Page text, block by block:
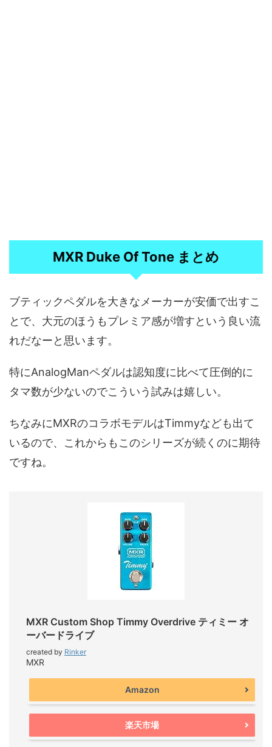
MXR Duke Of Tone まとめ
ブティックペダルを大きなメーカーが安価で出すこ
とで、大元のほうもプレミア感が増すという良い流
れだなーと思います。
特にAnalogManペダルは認知度に比べて圧倒的に
タマ数が少ないのでこういう試みは嬉しい。
ちなみにMXRのコラボモデルはTimmyなども出て
いるので、これからもこのシリーズが続くのに期待
ですね。
MXR Custom Shop Timmy Overdrive ティミー オ
ーバードライブ
created by Rinker
MXR
Amazon
楽天市場